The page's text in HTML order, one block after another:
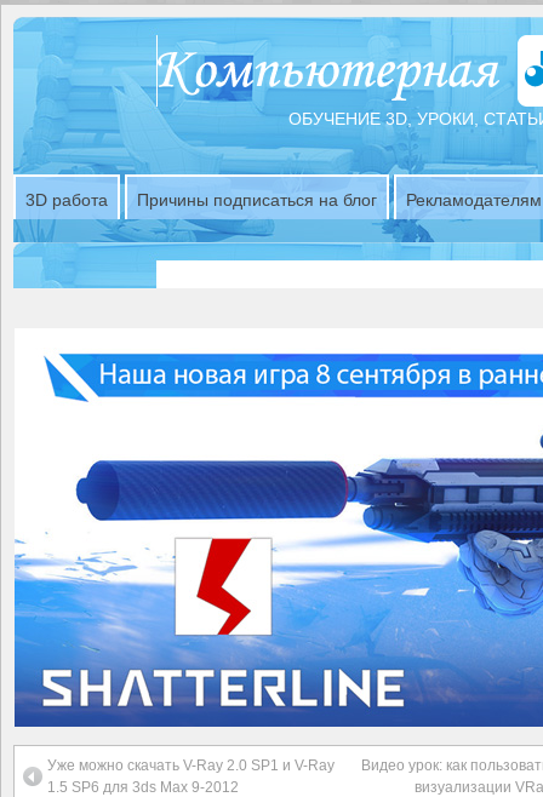
ОБУЧЕНИЕ 3D, УРОКИ,
3D работа Причины подписаться на блог Рекламодателям
Уже можно скачать V-Ray 2.0 SP1 и V-Ray
1.5 SP6 для 3ds Max 9-2012
Видео урок: как
визуализации